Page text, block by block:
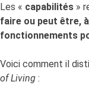
Les « capabilités »
faire ou peut être, à
fonctionnements
Voici comment il
of Living :